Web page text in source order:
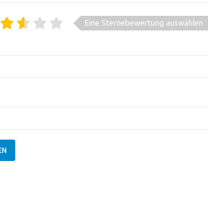
Eine Sternebewertung auswählen